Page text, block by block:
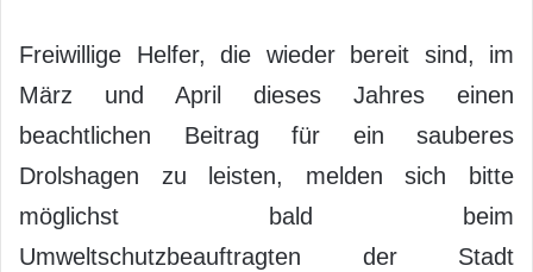
Freiwillige Helfer, die wieder bereit sind, im
März und April dieses Jahres einen
beachtlichen Beitrag für ein sauberes
Drolshagen zu leisten, melden sich bitte
möglichst bald beim
Umweltschutzbeauftragten der Stadt